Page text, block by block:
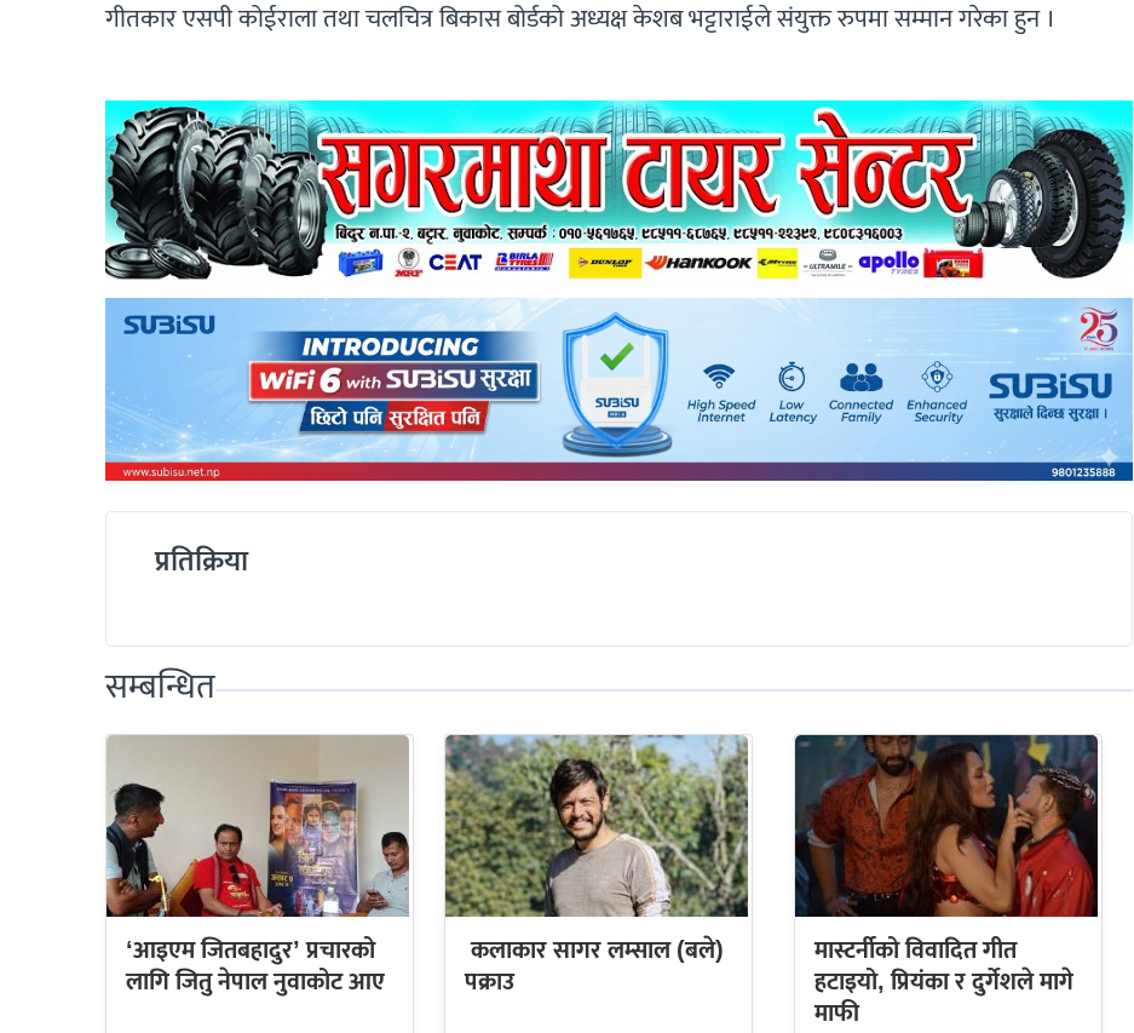
गीतकार एसपी कोईराला तथा चलचित्र बिकास बोर्डको अध्यक्ष केशब भट्टाराईले संयुक्त रुपमा सम्मान गरेका हुन ।
प्रतिक्रिया
सम्बन्धित
मास्टर्नीको विवादित गीत
हटाइयो, प्रियंका र दुर्गेशले मागे
माफी
‘आइएम जितबहादुर’ प्रचारको
लागि जितु नेपाल नुवाकोट आए
कलाकार सागर लम्साल (बले)
पक्राउ